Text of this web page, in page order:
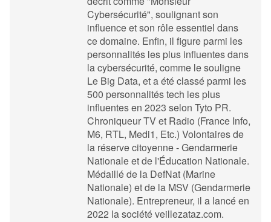
Cybersécurité", soulignant son
influence et son rôle essentiel dans
ce domaine. Enfin, il figure parmi les
personnalités les plus influentes dans
la cybersécurité, comme le souligne
Le Big Data, et a été classé parmi les
500 personnalités tech les plus
influentes en 2023 selon Tyto PR.
Chroniqueur TV et Radio (France Info,
M6, RTL, Medi1, Etc.) Volontaires de
la réserve citoyenne - Gendarmerie
Nationale et de l'Éducation Nationale.
Médaillé de la DefNat (Marine
Nationale) et de la MSV (Gendarmerie
Nationale). Entrepreneur, il a lancé en
2022 la société veillezataz.com.